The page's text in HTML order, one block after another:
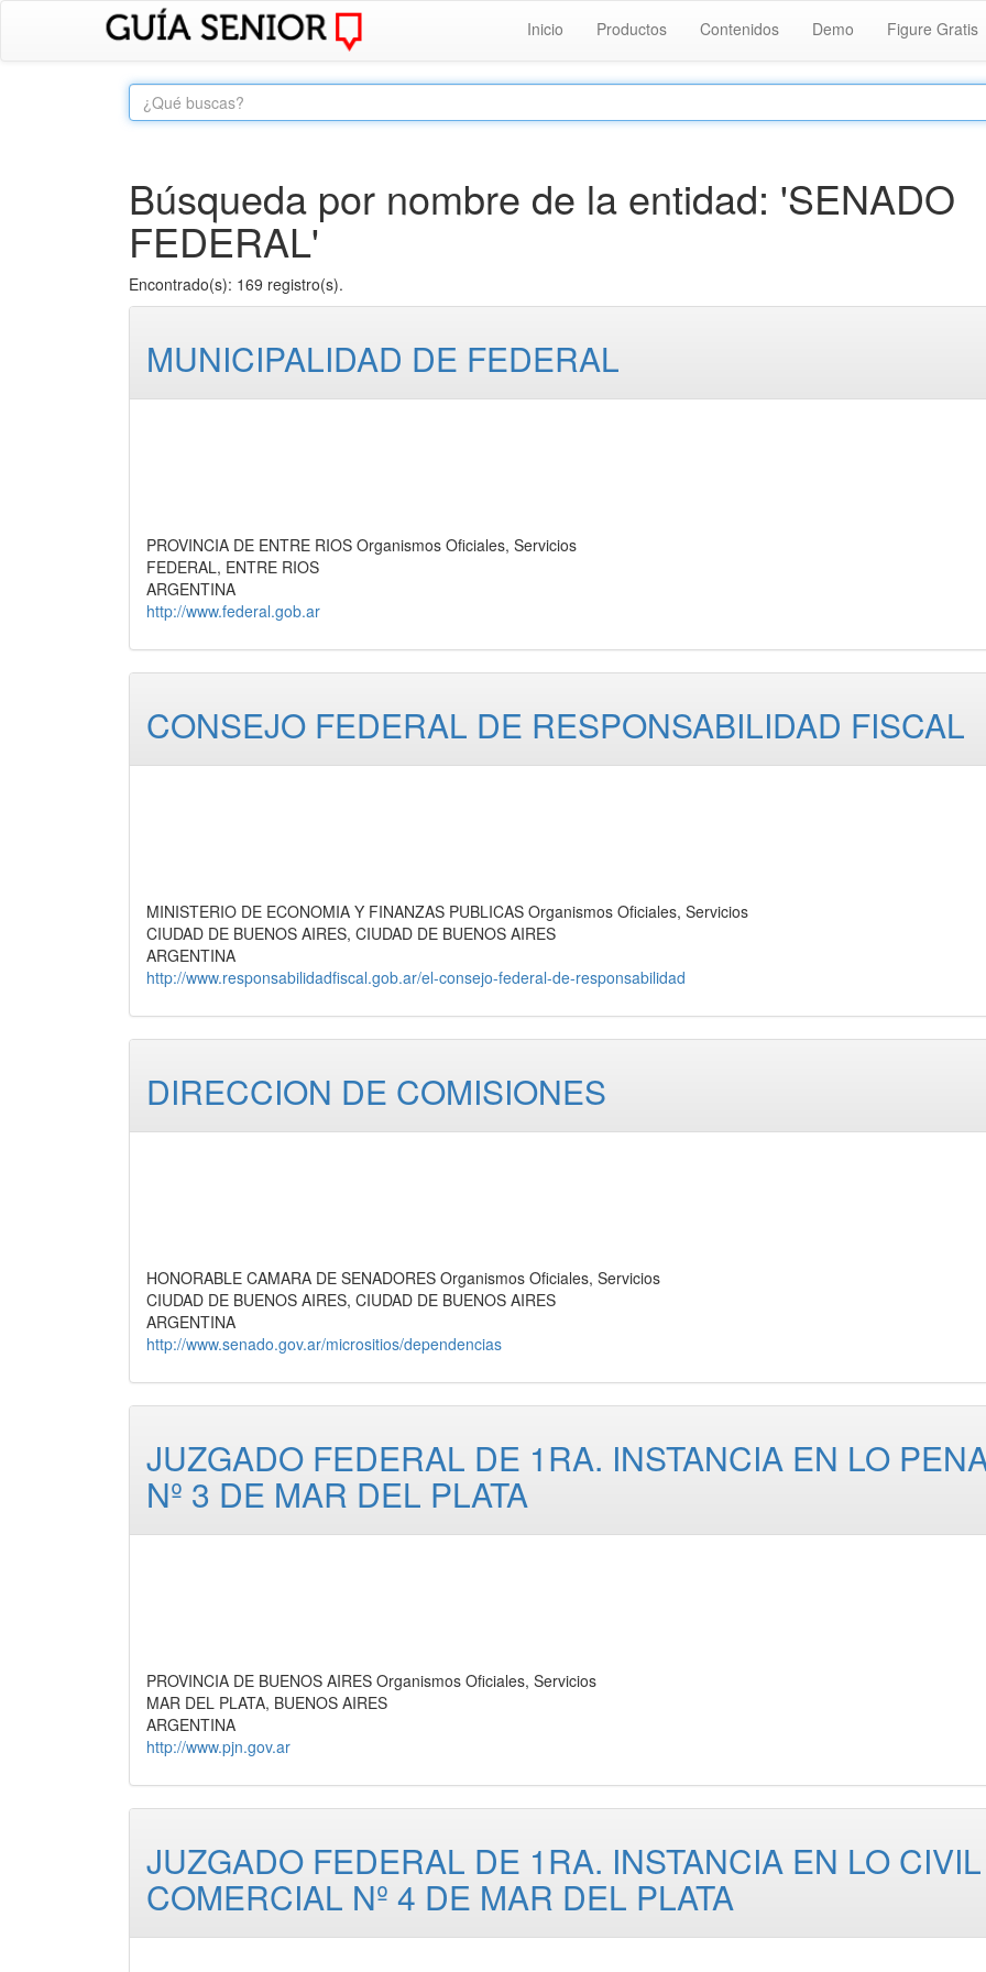
Inicio Productos Contenidos Demo Figure Gratis
Búsqueda por nombre de la entidad: 'SENADO
FEDERAL'
Encontrado(s): 169 registro(s).
MUNICIPALIDAD DE FEDERAL
PROVINCIA DE ENTRE RIOS Organismos Oficiales, Servicios
FEDERAL, ENTRE RIOS
ARGENTINA
http://www.federal.gob.ar
CONSEJO FEDERAL DE RESPONSABILIDAD FISCAL
MINISTERIO DE ECONOMIA Y FINANZAS PUBLICAS Organismos Oficiales, Servicios
CIUDAD DE BUENOS AIRES, CIUDAD DE BUENOS AIRES
ARGENTINA
http://www.responsabilidadfiscal.gob.ar/el-consejo-federal-de-responsabilidad
DIRECCION DE COMISIONES
HONORABLE CAMARA DE SENADORES Organismos Oficiales, Servicios
CIUDAD DE BUENOS AIRES, CIUDAD DE BUENOS AIRES
ARGENTINA
http://www.senado.gov.ar/micrositios/dependencias
JUZGADO FEDERAL DE 1RA. INSTANCIA EN LO
Nº 3 DE MAR DEL PLATA
PROVINCIA DE BUENOS AIRES Organismos Oficiales, Servicios
MAR DEL PLATA, BUENOS AIRES
ARGENTINA
http://www.pjn.gov.ar
JUZGADO FEDERAL DE 1RA. INSTANCIA EN LO
COMERCIAL Nº 4 DE MAR DEL PLATA